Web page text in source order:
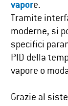
vapore.
Tramite
moderne, si
specifici
PID della
vapore o
Grazie al